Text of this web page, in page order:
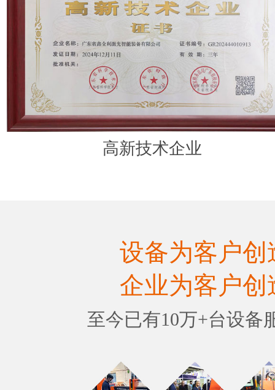
高新技术企业
设备为客户创
企业为客户创
至今已有10万+台设备